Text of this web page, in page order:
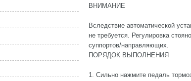
ВНИМАНИЕ
Вследствие автоматической
не требуется. Регулировка
суппортов/направляющих.
ПОРЯДОК ВЫПОЛНЕНИЯ
1. Сильно нажмите педаль